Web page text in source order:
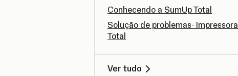
Conhecendo a SumUp Total
Solução de problemas- Impressora
Total
Ver tudo